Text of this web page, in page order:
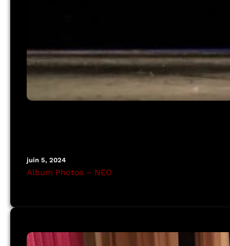
juin 5, 2024
Album Photos – NEO